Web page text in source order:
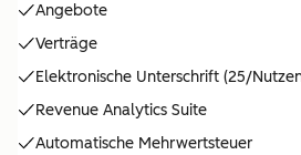
Angebote
Verträge
Elektronische Unterschrift (25/
Revenue Analytics Suite
Automatische Mehrwertsteuer